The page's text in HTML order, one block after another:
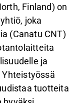
Finland) on
joka
(Canatu CNT)
ja
tuotteita